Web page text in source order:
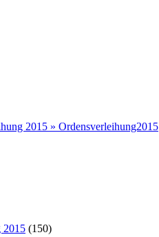
2015 » Ordensverleihung2015
2015 (150)